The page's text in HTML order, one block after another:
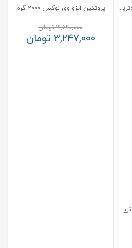
پودر پروتئین وی سوپر نچرال نوتریشن SNN وزن 2002 گرم پروتئین ایزو وی لوکس 2000 گرم
3,690,000تومان
3,247,000 تومان
پودر وی پروتئین ایزوله ویثر نوتریشن 2270 گرم